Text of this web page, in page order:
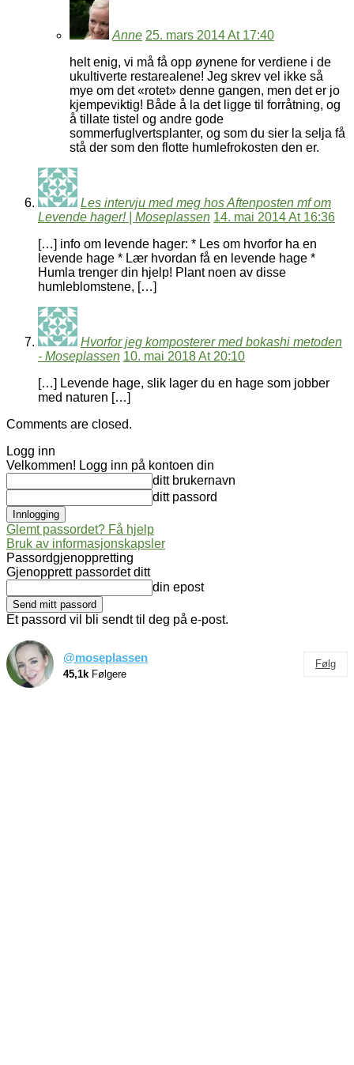
Anne 25. mars 2014 At 17:40
helt enig, vi må få opp øynene for verdiene i de
ukultiverte restarealene! Jeg skrev vel ikke så
mye om det «rotet» denne gangen, men det er jo
kjempeviktig! Både å la det ligge til forråtning, og
å tillate tistel og andre gode
sommerfuglvertsplanter, og som du sier la selja få
stå der som den flotte humlefrokosten den er.
Les intervju med meg hos Aftenposten mf om
Levende hager! | Moseplassen 14. mai 2014 At 16:36
[…] info om levende hager: * Les om hvorfor ha en
levende hage * Lær hvordan få en levende hage *
Humla trenger din hjelp! Plant noen av disse
humleblomstene, […]
Hvorfor jeg komposterer med bokashi metoden
- Moseplassen 10. mai 2018 At 20:10
[…] Levende hage, slik lager du en hage som jobber
med naturen […]
Comments are closed.
Logg inn
Velkommen! Logg inn på kontoen din
ditt brukernavn
ditt passord
Glemt passordet? Få hjelp
Bruk av informasjonskapsler
Passordgjenoppretting
Gjenopprett passordet ditt
din epost
Et passord vil bli sendt til deg på e-post.
@moseplassen
45,1k Følgere
Følg